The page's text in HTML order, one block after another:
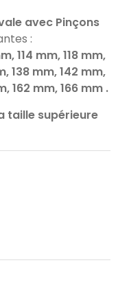
avec Pinçons
:
114 mm, 118 mm,
138 mm, 142 mm,
162 mm, 166 mm .
taille supérieure